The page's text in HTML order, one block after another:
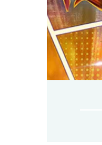
Тематика
Тип квеста